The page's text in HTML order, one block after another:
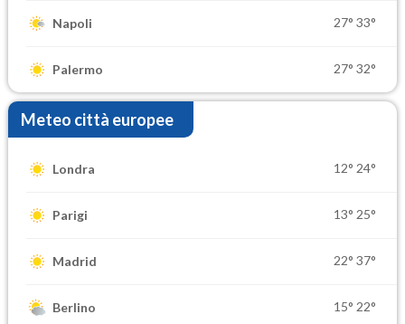
Napoli 27° 33°
Palermo 27° 32°
Meteo città europee
Londra 12° 24°
Parigi 13° 25°
Madrid 22° 37°
Berlino 15° 22°